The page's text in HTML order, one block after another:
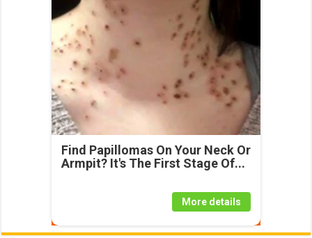
Find Papillomas On Your Neck Or
Armpit? It's The First Stage Of...
More details